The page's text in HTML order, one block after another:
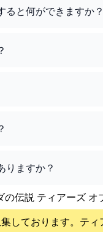
ると何ができますか
りますか？
伝説 ティアーズ
しております。 ティ